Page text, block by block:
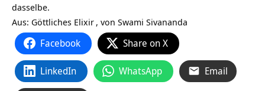
dasselbe.
Aus: Göttliches Elixir , von Swami Sivananda
Facebook Share on X
LinkedIn WhatsApp Email